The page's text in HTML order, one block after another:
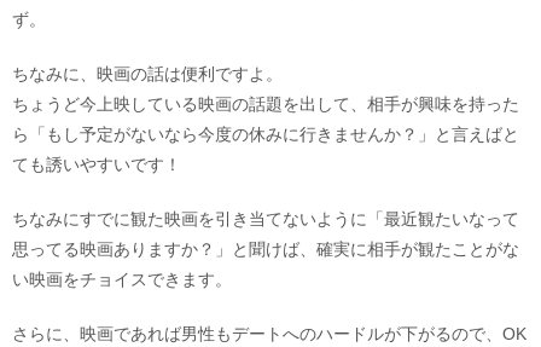
ず。
ちなみに、映画の話は便利ですよ。
ちょうど今上映している映画の話題を出して、相手が興味を持った
ら「もし予定がないなら今度の休みに行きませんか？」と言えばと
ても誘いやすいです！
ちなみにすでに観た映画を引き当てないように「最近観たいなって
思ってる映画ありますか？」と聞けば、確実に相手が観たことがな
い映画をチョイスできます。
さらに、映画であれば男性もデートへのハードルが下がるので、OK